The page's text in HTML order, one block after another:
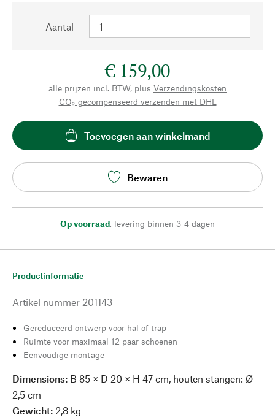
Aantal
€ 159,00
alle prijzen incl. BTW, plus Verzendingskosten
CO₂-gecompenseerd verzenden met DHL
Toevoegen aan winkelmand
Bewaren
Op voorraad, levering binnen 3-4 dagen
Productinformatie
Artikel nummer 201143
Gereduceerd ontwerp voor hal of trap
Ruimte voor maximaal 12 paar schoenen
Eenvoudige montage
Dimensions: B 85 × D 20 × H 47 cm, houten stangen: Ø
2,5 cm
Gewicht: 2,8 kg